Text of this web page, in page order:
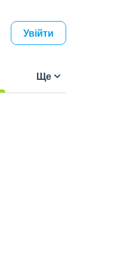
Увійти
Ще